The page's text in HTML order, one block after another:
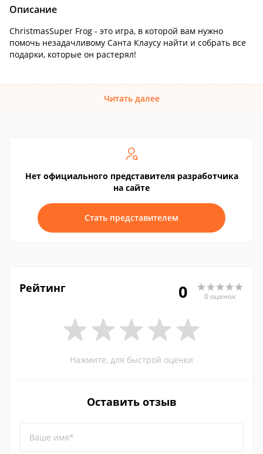
Описание
ChristmasSuper Frog - это игра, в которой вам нужно
помочь незадачливому Санта Клаусу найти и собрать все
подарки, которые он растерял!
Читать далее
Нет официального представителя разработчика
на сайте
Стать представителем
Рейтинг 0 0 оценок
Нажмите, для быстрой оценки
Оставить отзыв
Ваше имя*